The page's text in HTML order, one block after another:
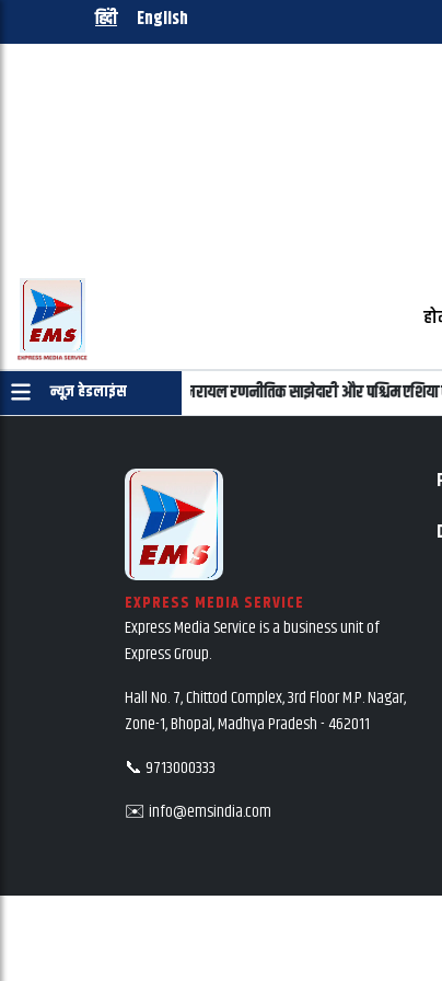
हिंदी English
न्यूज़ हेडलाइंस
की फोन पर बातचीत, भारत-इजरायल रणनीतिक साझेदारी और पश्चिम एशिया पर
EXPRESS MEDIA SERVICE
Express Media Service is a business unit of
Express Group.
Hall No. 7, Chittod Complex, 3rd Floor M.P. Nagar,
Zone-1, Bhopal, Madhya Pradesh - 462011
📞 9713000333
✉️ info@emsindia.com